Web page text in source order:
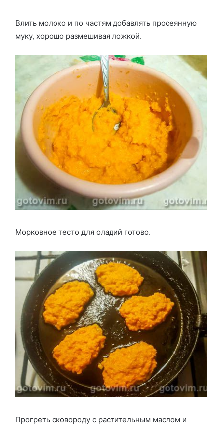
Влить молоко и по частям добавлять просеянную
муку, хорошо размешивая ложкой.
Морковное тесто для оладий готово.
Прогреть сковороду с растительным маслом и